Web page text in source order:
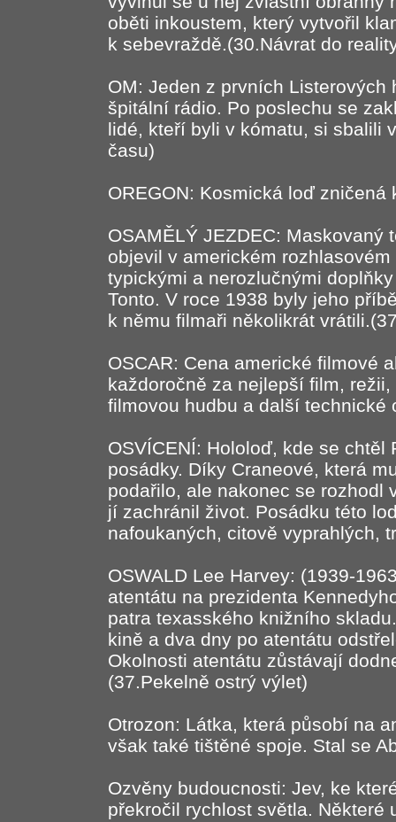
oběti inkoustem, který vytvořil
k sebevraždě.(30.Návrat do
OM: Jeden z prvních Listerových
špitální rádio. Po poslechu se
lidé, kteří byli v kómatu, si sbalili
času)
OREGON: Kosmická loď zničená
OSAMĚLÝ JEZDEC:
objevil v americkém
typickými a nerozlučnými
Tonto. V roce 1938 byly jeho
k němu filmaři několikrát
OSCAR: Cena americké filmové
každoročně za nejlepší film,
filmovou hudbu a další technické
OSVÍCENÍ: Hololoď, kde se
posádky. Díky Craneové, která
podařilo, ale nakonec se rozhodl
jí zachránil život. Posádku této
nafoukaných, citově vyprahlých,
OSWALD Lee Harvey: (1939-
atentátu na prezidenta
patra texasského knižního
kině a dva dny po atentátu
Okolnosti atentátu zůstávají
(37.Pekelně ostrý výlet)
Otrozon: Látka, která působí na
však také tištěné spoje. Stal se
Ozvěny budoucnosti: Jev, ke
překročil rychlost světla. Některé